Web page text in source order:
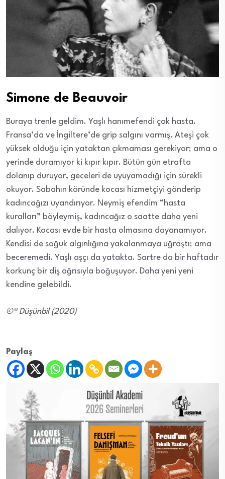
Simone de Beauvoir
Buraya trenle geldim. Yaşlı hanımefendi çok hasta.
Fransa’da ve İngiltere’de grip salgını varmış. Ateşi çok
yüksek olduğu için yataktan çıkmaması gerekiyor; ama o
yerinde duramıyor ki kıpır kıpır. Bütün gün etrafta
dolanıp duruyor, geceleri de uyuyamadığı için sürekli
okuyor. Sabahın köründe kocası hizmetçiyi gönderip
kadıncağızı uyandırıyor. Neymiş efendim “hasta
kuralları” böyleymiş, kadıncağız o saatte daha yeni
dalıyor. Kocası evde bir hasta olmasına dayanamıyor.
Kendisi de soğuk algınlığına yakalanmaya uğraştı; ama
beceremedi. Yaşlı aşçı da yatakta. Sartre da bir haftadır
korkunç bir diş ağrısıyla boğuşuyor. Daha yeni yeni
kendine gelebildi.
©® Düşünbil (2020)
Paylaş